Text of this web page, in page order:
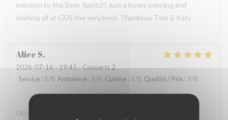
mention to the Beer Spiritz!) Just a lovely evening and
wishing all at GUS the very best. Thankyou Tom & Katy
Alice S
2026-07-16- 19:45 - Couverts 2
Service : 5/5 Ambiance : 5/5 Cuisine : 5/5 Qualité / Prix : 5/5
On vient depuis 8 ans, depuis l'ouverture et c'est toujours